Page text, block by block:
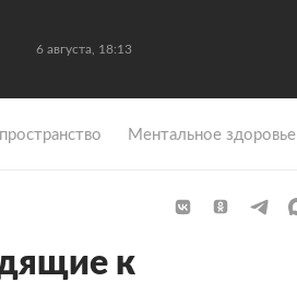
6 августа, 18:13
Ментальное здоровье
к